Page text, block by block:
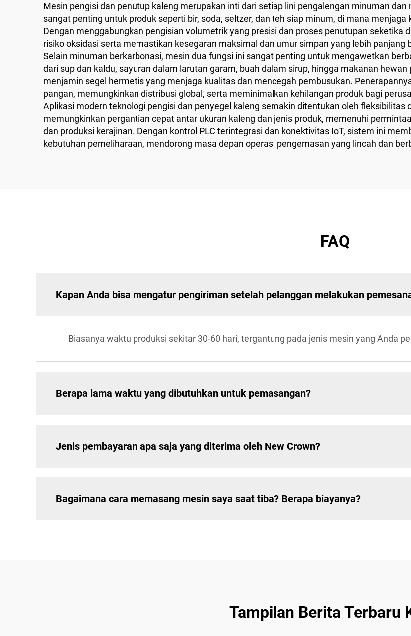
Mesin pengisi dan penutup kaleng merupakan inti dari setiap lini pengalengan minuman
sangat penting untuk produk seperti bir, soda, seltzer, dan teh siap minum, di mana
Dengan menggabungkan pengisian volumetrik yang presisi dan proses penutupan seketika
risiko oksidasi serta memastikan kesegaran maksimal dan umur simpan yang lebih panjang
Selain minuman berkarbonasi, mesin dua fungsi ini sangat penting untuk mengawetkan
dari sup dan kaldu, sayuran dalam larutan garam, buah dalam sirup, hingga makanan
menjamin segel hermetis yang menjaga kualitas dan mencegah pembusukan.
pangan, memungkinkan distribusi global, serta meminimalkan kehilangan produk bagi
Aplikasi modern teknologi pengisi dan penyegel kaleng semakin ditentukan oleh fleksibilitas
memungkinkan pergantian cepat antar ukuran kaleng dan jenis produk, memenuhi
dan produksi kerajinan. Dengan kontrol PLC terintegrasi dan konektivitas IoT, sistem ini
kebutuhan pemeliharaan, mendorong masa depan operasi pengemasan yang lincah dan
FAQ
Kapan Anda bisa mengatur pengiriman setelah pelanggan melakukan
Biasanya waktu produksi sekitar 30-60 hari, tergantung pada jenis mesin yang Anda
Berapa lama waktu yang dibutuhkan untuk pemasangan?
Jenis pembayaran apa saja yang diterima oleh New Crown?
Bagaimana cara memasang mesin saya saat tiba? Berapa biayanya?
Tampilan Berita Terbaru